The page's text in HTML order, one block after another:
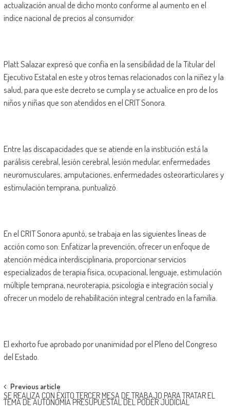
actualización anual de dicho monto conforme al aumento en el
índice nacional de precios al consumidor.
Platt Salazar expresó que confía en la sensibilidad de la Titular del
Ejecutivo Estatal en este y otros temas relacionados con la niñez y la
salud, para que este decreto se cumpla y se actualice en pro de los
niños y niñas que son atendidos en el CRIT Sonora.
Entre las discapacidades que se atiende en la institución está la
parálisis cerebral, lesión cerebral, lesión medular, enfermedades
neuromusculares, amputaciones, enfermedades osteorarticulares y
estimulación temprana, puntualizó.
En el CRIT Sonora apuntó, se trabaja en las siguientes líneas de
acción como son: Enfatizar la prevención, ofrecer un enfoque de
atención médica interdisciplinaria, proporcionar servicios
especializados de terapia física, ocupacional, lenguaje, estimulación
múltiple temprana, neuroterapia, psicología e integración social y
ofrecer un modelo de rehabilitación integral centrado en la familia.
El exhorto fue aprobado por unanimidad por el Pleno del Congreso
del Estado.
Post
navigation
Previous article
SE REALIZA CON ÉXITO TERCER MESA DE TRABAJO PARA TRATAR EL
TEMA DE AUTONOMÍA PRESUPUESTAL DEL PODER JUDICIAL